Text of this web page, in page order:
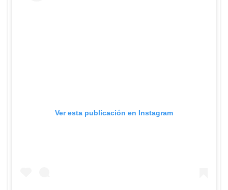
Ver esta publicación en Instagram